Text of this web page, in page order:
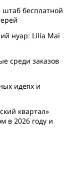
бесплатной
нуар: Lilia Mai
среди заказов
идеях и
квартал»
в 2026 году и